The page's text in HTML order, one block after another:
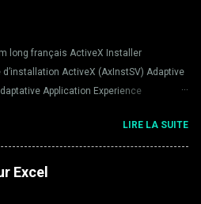
long français ActiveX Installer
ActiveX (AxInstSV) Adaptive
Application Experience
Service Application Identity AppIDSvc
Information Appinfo Informations
Service ALG Service de la
LIRE LA SUITE
Excel